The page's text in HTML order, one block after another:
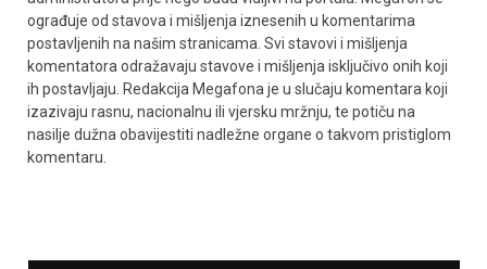
ograđuje od stavova i mišljenja iznesenih u komentarima
postavljenih na našim stranicama. Svi stavovi i mišljenja
komentatora odražavaju stavove i mišljenja isključivo onih koji
ih postavljaju. Redakcija Megafona je u slučaju komentara koji
izazivaju rasnu, nacionalnu ili vjersku mržnju, te potiču na
nasilje dužna obavijestiti nadležne organe o takvom pristiglom
komentaru.